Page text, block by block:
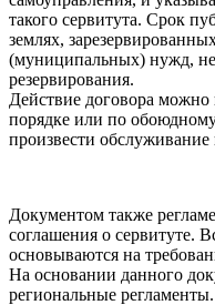
такого сервитута. Срок
землях,
(муниципальных) нужд,
резервирования.
Действие договора можно
порядке или по
произвести
Документом также
соглашения о сервитуте.
основываются на
На основании данного
региональные регламенты.